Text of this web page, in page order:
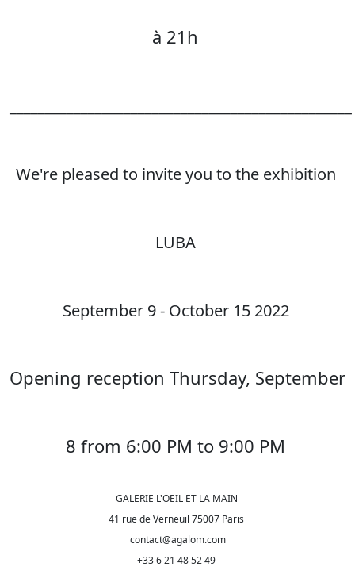
à 21h
We're pleased to invite you to the exhibition
LUBA
September 9 - October 15 2022
Opening reception Thursday, September
8 from 6:00 PM to 9:00 PM
GALERIE L'OEIL ET LA MAIN
41 rue de Verneuil 75007 Paris
contact@agalom.com
+33 6 21 48 52 49